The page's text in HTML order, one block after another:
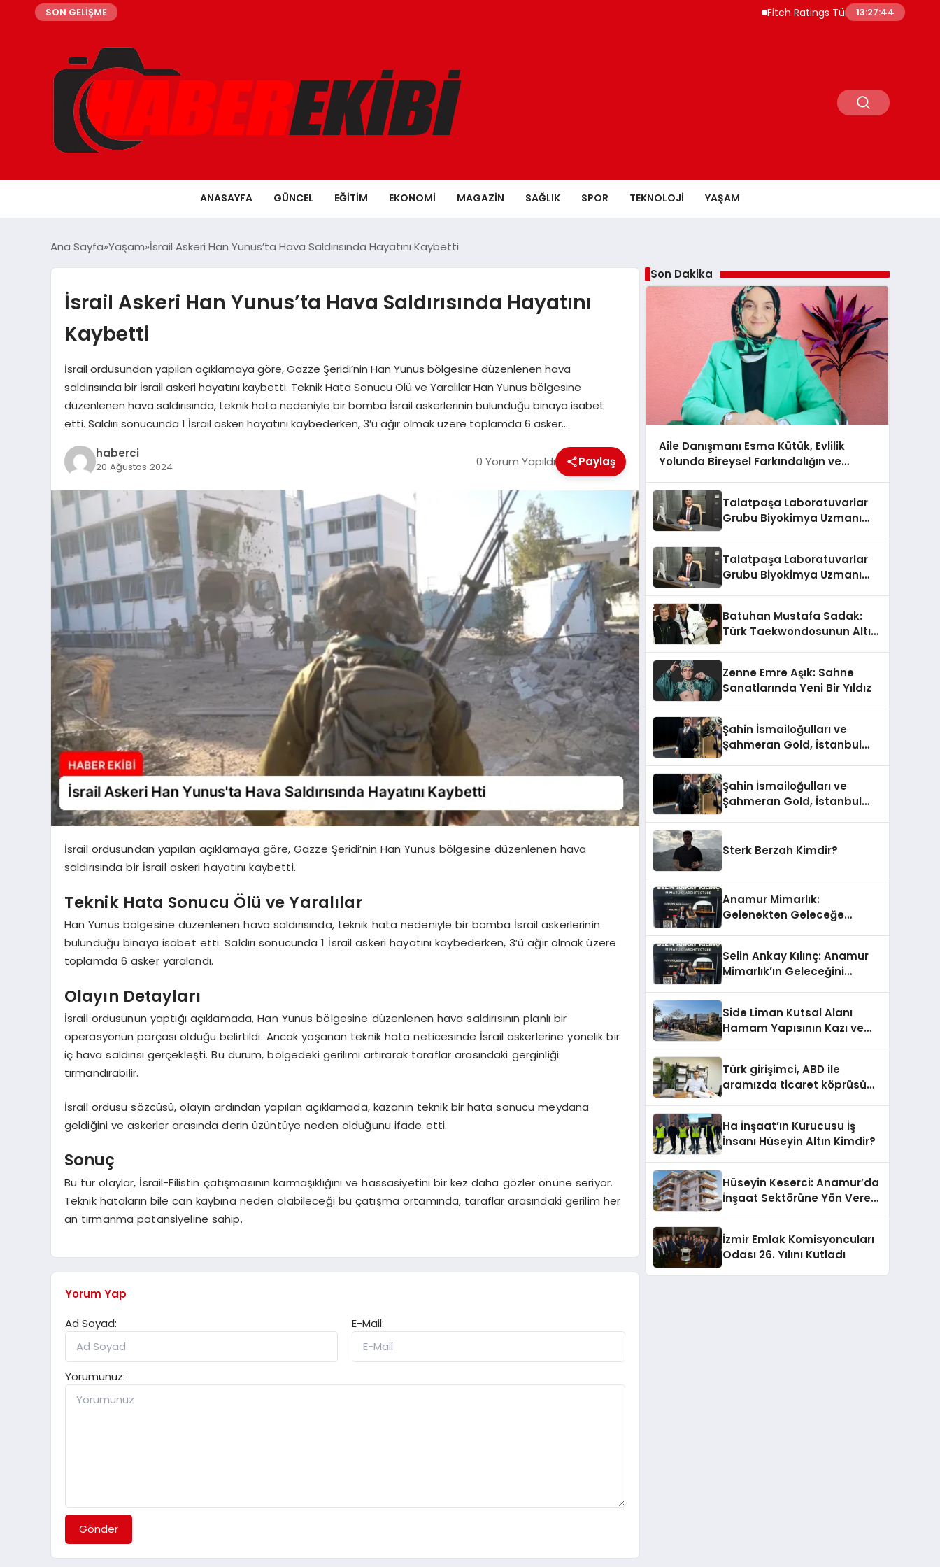
SON GELİŞME Fitch Ratings Türkiye Borç Piyasasının
13:27:45
ANASAYFA GÜNCEL EĞITIM EKONOMI MAGAZIN SAĞLIK SPOR TEKNOLOJI YAŞAM
Ana Sayfa Yaşam İsrail Askeri Han Yunus’ta Hava Saldırısında Hayatını Kaybetti
İsrail Askeri Han Yunus’ta Hava Saldırısında Hayatını
Kaybetti
İsrail ordusundan yapılan açıklamaya göre, Gazze Şeridi’nin Han Yunus bölgesine düzenlenen hava
saldırısında bir İsrail askeri hayatını kaybetti. Teknik Hata Sonucu Ölü ve Yaralılar Han Yunus bölgesine
düzenlenen hava saldırısında, teknik hata nedeniyle bir bomba İsrail askerlerinin bulunduğu binaya isabet
etti. Saldırı sonucunda 1 İsrail askeri hayatını kaybederken, 3’ü ağır olmak üzere toplamda 6 asker…
haberci
20 Ağustos 2024 0 Yorum Yapıldı Paylaş
İsrail ordusundan yapılan açıklamaya göre, Gazze Şeridi’nin Han Yunus bölgesine düzenlenen hava
saldırısında bir İsrail askeri hayatını kaybetti.
Teknik Hata Sonucu Ölü ve Yaralılar
Han Yunus bölgesine düzenlenen hava saldırısında, teknik hata nedeniyle bir bomba İsrail askerlerinin
bulunduğu binaya isabet etti. Saldırı sonucunda 1 İsrail askeri hayatını kaybederken, 3’ü ağır olmak üzere
toplamda 6 asker yaralandı.
Olayın Detayları
İsrail ordusunun yaptığı açıklamada, Han Yunus bölgesine düzenlenen hava saldırısının planlı bir
operasyonun parçası olduğu belirtildi. Ancak yaşanan teknik hata neticesinde İsrail askerlerine yönelik bir
iç hava saldırısı gerçekleşti. Bu durum, bölgedeki gerilimi artırarak taraflar arasındaki gerginliği
tırmandırabilir.
İsrail ordusu sözcüsü, olayın ardından yapılan açıklamada, kazanın teknik bir hata sonucu meydana
geldiğini ve askerler arasında derin üzüntüye neden olduğunu ifade etti.
Sonuç
Bu tür olaylar, İsrail-Filistin çatışmasının karmaşıklığını ve hassasiyetini bir kez daha gözler önüne seriyor.
Teknik hataların bile can kaybına neden olabileceği bu çatışma ortamında, taraflar arasındaki gerilim her
an tırmanma potansiyeline sahip.
Yorum Yap
Ad Soyad:
E-Mail:
Yorumunuz:
Gönder
Son Dakika
Aile Danışmanı Esma Kütük, Evlilik
Yolunda Bireysel Farkındalığın ve
Talatpaşa Laboratuvarlar
Grubu Biyokimya Uzmanı
Talatpaşa Laboratuvarlar
Grubu Biyokimya Uzmanı
Batuhan Mustafa Sadak:
Türk Taekwondosunun Altın
Zenne Emre Aşık: Sahne
Sanatlarında Yeni Bir Yıldız
Şahin İsmailoğulları ve
Şahmeran Gold, İstanbul
Şahin İsmailoğulları ve
Şahmeran Gold, İstanbul
Sterk Berzah Kimdir?
Anamur Mimarlık:
Gelenekten Geleceğe
Selin Ankay Kılınç: Anamur
Mimarlık’ın Geleceğini
Side Liman Kutsal Alanı
Hamam Yapısının Kazı ve
Katkılarıyla Tamamlandı
Türk girişimci, ABD ile
aramızda ticaret köprüsü
Ha İnşaat’ın Kurucusu İş
İnsanı Hüseyin Altın Kimdir?
Hüseyin Keserci: Anamur’da
İnşaat Sektörüne Yön Veren
İzmir Emlak Komisyoncuları
Odası 26. Yılını Kutladı